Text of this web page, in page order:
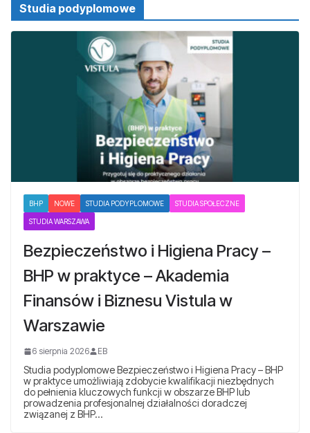
Studia podyplomowe
BHP NOWE STUDIA PODYPLOMOWE STUDIA SPOŁECZNE
STUDIA WARSZAWA
Bezpieczeństwo i Higiena Pracy –
BHP w praktyce – Akademia
Finansów i Biznesu Vistula w
Warszawie
6 sierpnia 2026 EB
Studia podyplomowe Bezpieczeństwo i Higiena Pracy – BHP
w praktyce umożliwiają zdobycie kwalifikacji niezbędnych
do pełnienia kluczowych funkcji w obszarze BHP lub
prowadzenia profesjonalnej działalności doradczej
związanej z BHP…